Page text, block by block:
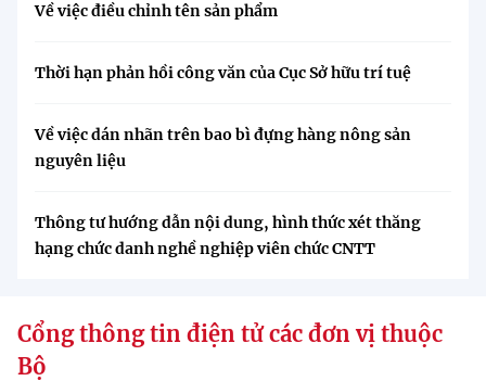
Về việc điều chỉnh tên sản phẩm
Thời hạn phản hồi công văn của Cục Sở hữu trí tuệ
Về việc dán nhãn trên bao bì đựng hàng nông sản
nguyên liệu
Thông tư hướng dẫn nội dung, hình thức xét thăng
hạng chức danh nghề nghiệp viên chức CNTT
Cổng thông tin điện tử các đơn vị thuộc
Bộ